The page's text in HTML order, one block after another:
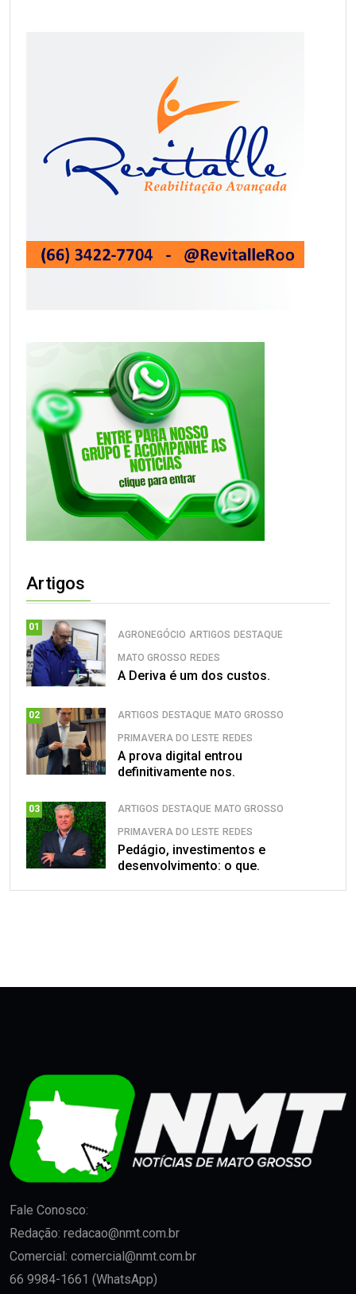
Artigos
01
AGRONEGÓCIO ARTIGOS DESTAQUE
MATO GROSSO REDES
A Deriva é um dos custos.
02 ARTIGOS DESTAQUE MATO GROSSO
PRIMAVERA DO LESTE REDES
A prova digital entrou
definitivamente nos.
03 ARTIGOS DESTAQUE MATO GROSSO
PRIMAVERA DO LESTE REDES
Pedágio, investimentos e
desenvolvimento: o que.
Fale Conosco:
Redação: redacao@nmt.com.br
Comercial: comercial@nmt.com.br
66 9984-1661 (WhatsApp)